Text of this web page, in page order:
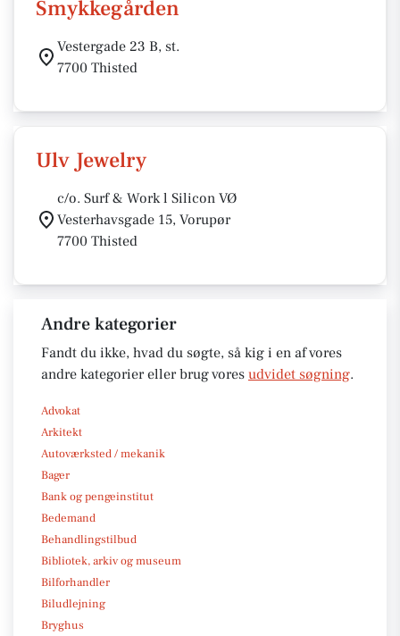
Smykkegården
Vestergade 23 B, st.
7700 Thisted
Ulv Jewelry
c/o. Surf & Work l Silicon VØ
Vesterhavsgade 15, Vorupør
7700 Thisted
Andre kategorier
Fandt du ikke, hvad du søgte, så kig i en af vores
andre kategorier eller brug vores udvidet søgning.
Advokat
Arkitekt
Autoværksted / mekanik
Bager
Bank og pengeinstitut
Bedemand
Behandlingstilbud
Bibliotek, arkiv og museum
Bilforhandler
Biludlejning
Bryghus